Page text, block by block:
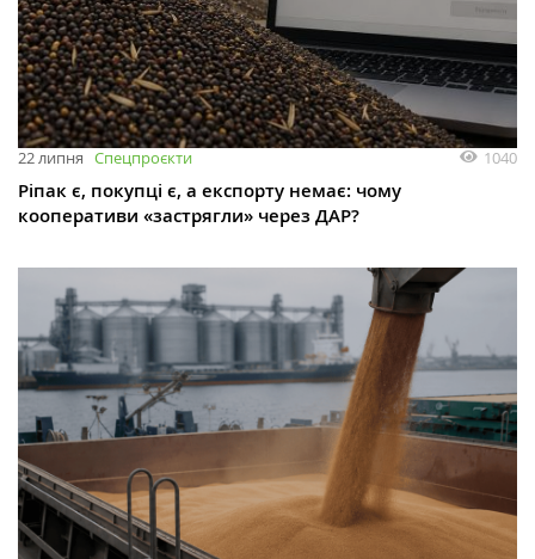
22 липня Спецпроєкти 1040
Ріпак є, покупці є, а експорту немає: чому
кооперативи «застрягли» через ДАР?